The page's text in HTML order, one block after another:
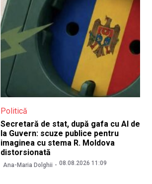
Politică
Secretară de stat, după gafa cu AI de
la Guvern: scuze publice pentru
imaginea cu stema R. Moldova
distorsionată
Ana-Maria Dolghii 08.08.2026 11:09